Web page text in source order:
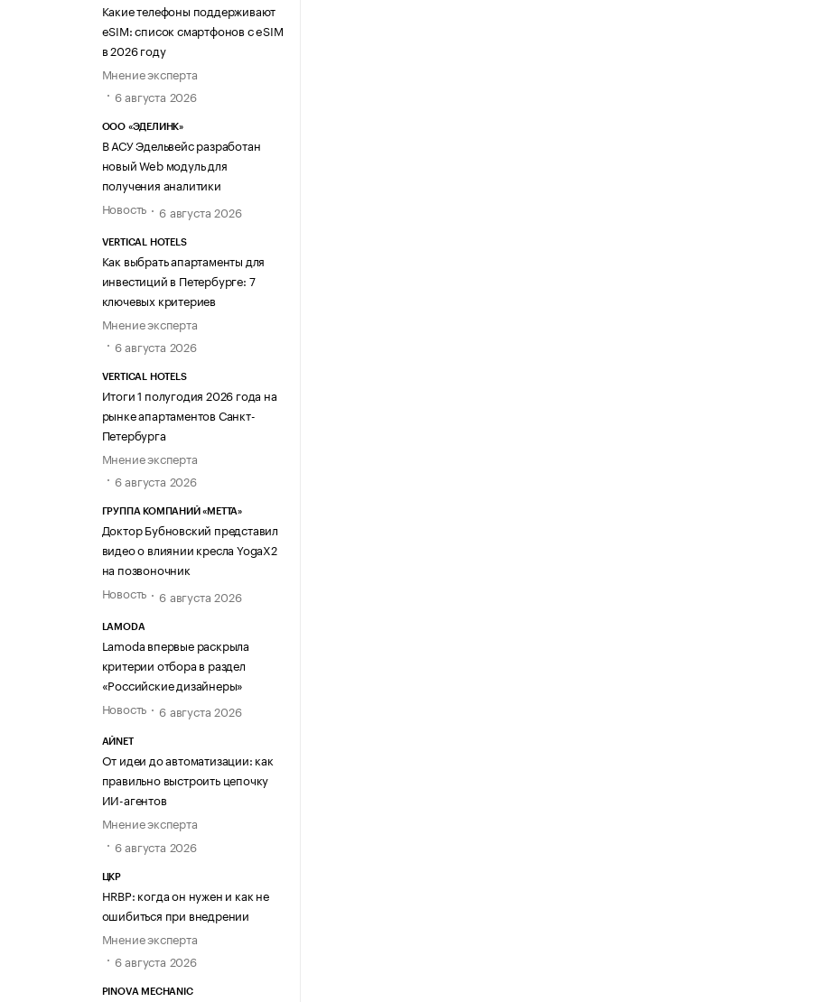
Какие телефоны поддерживают
eSIM: список смартфонов с eSIM
в 2026 году
Мнение эксперта
6 августа 2026
ООО «ЭДЕЛИНК»
В АСУ Эдельвейс разработан
новый Web модуль для
получения аналитики
Новость
6 августа 2026
VERTICAL HOTELS
Как выбрать апартаменты для
инвестиций в Петербурге: 7
ключевых критериев
Мнение эксперта
6 августа 2026
VERTICAL HOTELS
Итоги 1 полугодия 2026 года на
рынке апартаментов Санкт-
Петербурга
Мнение эксперта
6 августа 2026
ГРУППА КОМПАНИЙ «МЕТТА»
Доктор Бубновский представил
видео о влиянии кресла YogaX2
на позвоночник
Новость
6 августа 2026
LAMODA
Lamoda впервые раскрыла
критерии отбора в раздел
«Российские дизайнеры»
Новость
6 августа 2026
АЙNET
От идеи до автоматизации: как
правильно выстроить цепочку
ИИ-агентов
Мнение эксперта
6 августа 2026
ЦКР
HRBP: когда он нужен и как не
ошибиться при внедрении
Мнение эксперта
6 августа 2026
PINOVA MECHANIC